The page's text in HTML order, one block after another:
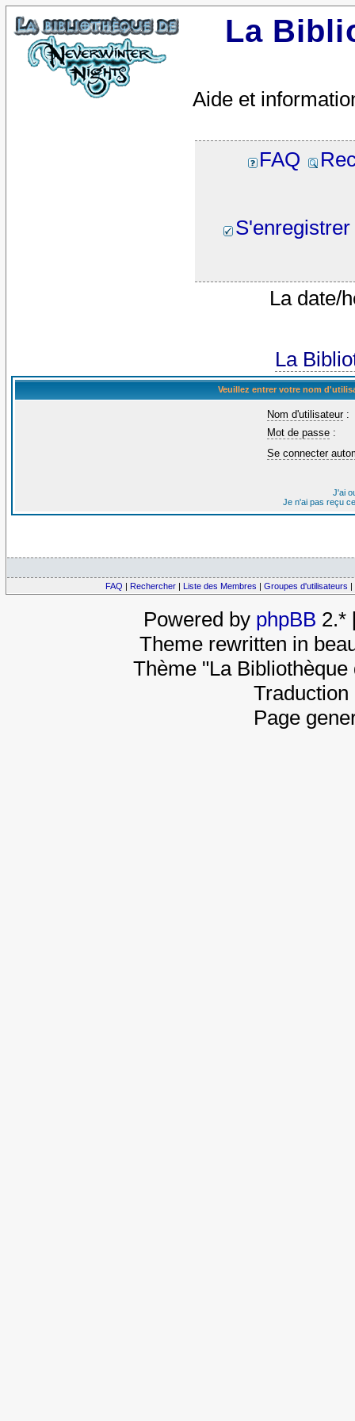
La
Aide et
FAQ
S'enregistrer
La date/
La
Veuillez entrer votre nom
Nom d'utilisateur:
Mot de passe :
Se connecter
J'ai
Je n'ai pas reçu
FAQ | Rechercher | Liste des Membres | Groupes d'utilisateurs |
Powered by phpBB 2.*
Theme rewritten in
Thème "La
Page